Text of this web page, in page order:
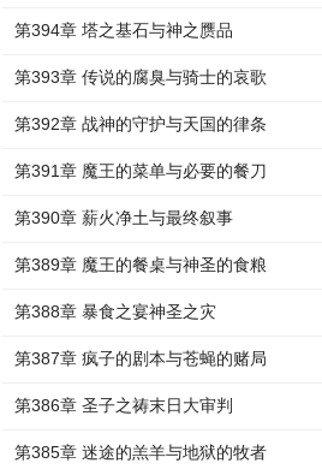
第394章 塔之基石与神之赝品
第393章 传说的腐臭与骑士的哀歌
第392章 战神的守护与天国的律条
第391章 魔王的菜单与必要的餐刀
第390章 薪火净土与最终叙事
第389章 魔王的餐桌与神圣的食粮
第388章 暴食之宴神圣之灾
第387章 疯子的剧本与苍蝇的赌局
第386章 圣子之祷末日大审判
第385章 迷途的羔羊与地狱的牧者